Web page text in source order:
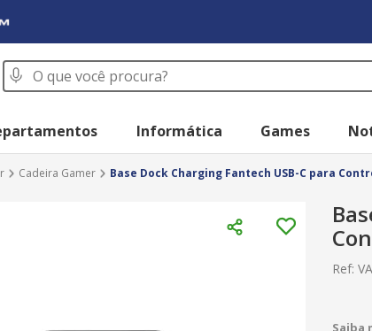
O que você procura?
Informática Games
Cadeira Gamer Base Dock Charging Fantech USB-C para
Ref: